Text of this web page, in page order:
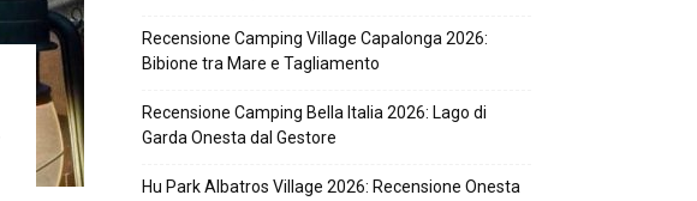
Recensione Camping Village Capalonga 2026:
Bibione tra Mare e Tagliamento
Recensione Camping Bella Italia 2026: Lago di
Garda Onesta dal Gestore
Hu Park Albatros Village 2026: Recensione Onesta